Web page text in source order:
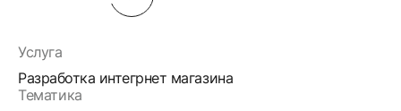
Услуга
Разработка интегрнет магазина
Тематика